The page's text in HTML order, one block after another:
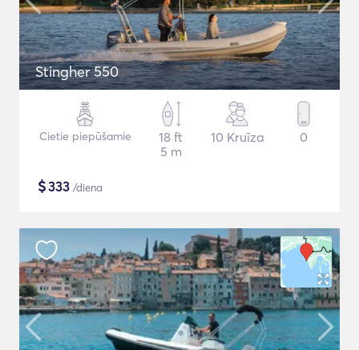
Stingher 550
Cietie piepūšamie
18 ft
5 m
10 Kruīza 0
$333 /diena